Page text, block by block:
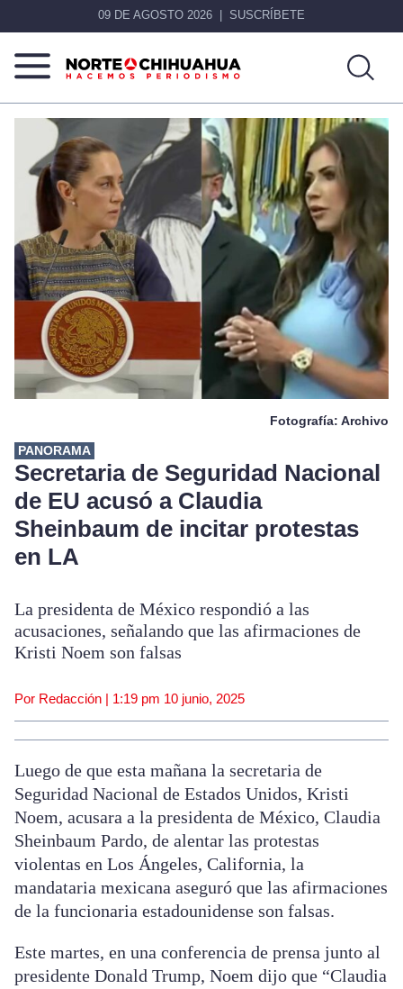
09 DE AGOSTO 2026 SUSCRÍBETE
Norte
Chihuahua
Más
noticias,
hacemos periodismo
Fotografía: Archivo
PANORAMA
Secretaria de Seguridad Nacional
de EU acusó a Claudia
Sheinbaum de incitar protestas
en LA
La presidenta de México respondió a las
acusaciones, señalando que las afirmaciones de
Kristi Noem son falsas
Por Redacción | 1:19 pm 10 junio, 2025
Luego de que esta mañana la secretaria de
Seguridad Nacional de Estados Unidos, Kristi
Noem, acusara a la presidenta de México, Claudia
Sheinbaum Pardo, de alentar las protestas
violentas en Los Ángeles, California, la
mandataria mexicana aseguró que las afirmaciones
de la funcionaria estadounidense son falsas.
Este martes, en una conferencia de prensa junto al
presidente Donald Trump, Noem dijo que “Claudia